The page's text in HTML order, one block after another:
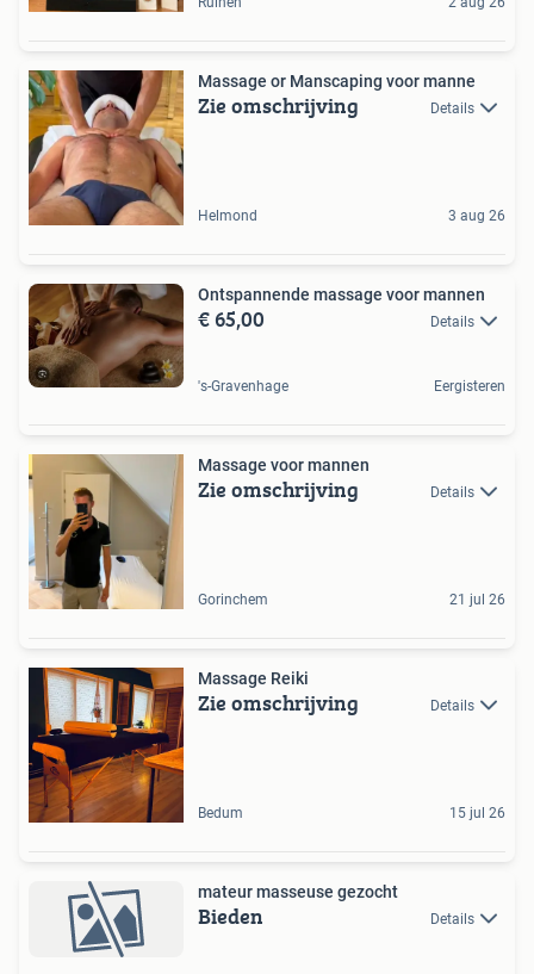
Massage or Manscaping voor manne
Zie omschrijving Details
Helmond 3 aug 26
Ontspannende massage voor mannen
€ 65,00 Details
's-Gravenhage Eergisteren
Massage voor mannen
Zie omschrijving Details
Gorinchem 21 jul 26
Massage Reiki
Zie omschrijving Details
Bedum 15 jul 26
mateur masseuse gezocht
Bieden Details